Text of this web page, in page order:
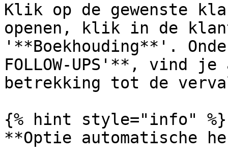
Klik op de gewenste
openen, klik in de
'**Boekhouding**'.
FOLLOW-UPS'**, vind
betrekking tot de
{% hint style="info" %}
**Optie automatische